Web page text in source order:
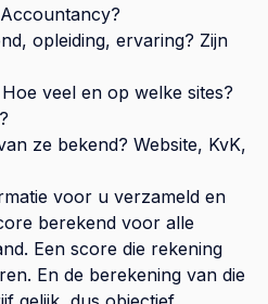
opleiding, ervaring? Zijn
veel en op welke sites?
ze bekend? Website, KvK,
voor u verzameld en
berekend voor alle
Een score die rekening
En de berekening van die